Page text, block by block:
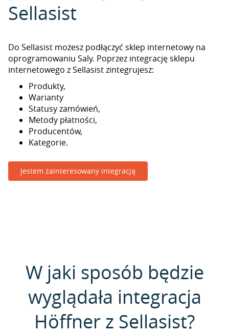
Sellasist
Do Sellasist możesz podłączyć sklep internetowy na
oprogramowaniu Saly. Poprzez integrację sklepu
internetowego z Sellasist zintegrujesz:
Produkty,
Warianty
Statusy zamówień,
Metody płatności,
Producentów,
Kategorie.
Jestem zainteresowany integracją
W jaki sposób będzie
wyglądała integracja
Höffner z Sellasist?